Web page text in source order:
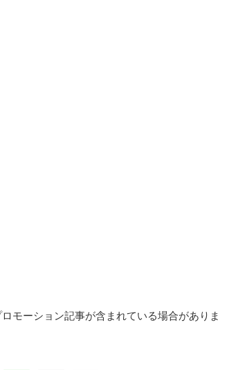
モーション記事が含まれている場合がありま